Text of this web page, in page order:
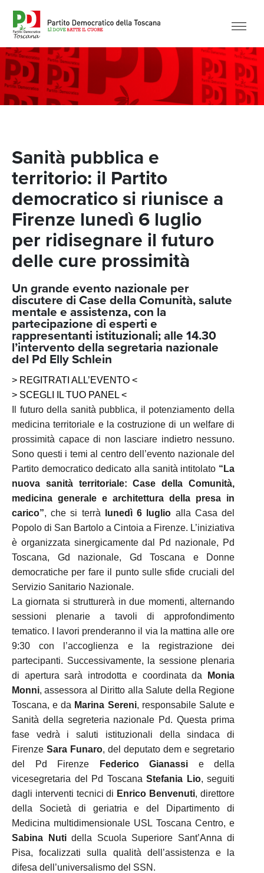
Sanità pubblica e
territorio: il Partito
democratico si riunisce a
Firenze lunedì 6 luglio
per ridisegnare il futuro
delle cure prossimità
Un grande evento nazionale per
discutere di Case della Comunità, salute
mentale e assistenza, con la
partecipazione di esperti e
rappresentanti istituzionali; alle 14.30
l’intervento della segretaria nazionale
del Pd Elly Schlein
> REGITRATI ALL’EVENTO <
> SCEGLI IL TUO PANEL <
Il futuro della sanità pubblica, il potenziamento della
medicina territoriale e la costruzione di un welfare di
prossimità capace di non lasciare indietro nessuno.
Sono questi i temi al centro dell’evento nazionale del
Partito democratico dedicato alla sanità intitolato “La
nuova sanità territoriale: Case della Comunità,
medicina generale e architettura della presa in
carico”, che si terrà lunedì 6 luglio alla Casa del
Popolo di San Bartolo a Cintoia a Firenze. L’iniziativa
è organizzata sinergicamente dal Pd nazionale, Pd
Toscana, Gd nazionale, Gd Toscana e Donne
democratiche per fare il punto sulle sfide cruciali del
Servizio Sanitario Nazionale.
La giornata si strutturerà in due momenti, alternando
sessioni plenarie a tavoli di approfondimento
tematico.
I lavori prenderanno il via la mattina alle ore
9:30 con l’accoglienza e la registrazione dei
partecipanti. Successivamente, la sessione plenaria
di apertura sarà introdotta e coordinata da
Monia
Monni, assessora al Diritto alla Salute della Regione
Toscana, e da Marina Sereni, responsabile Salute e
Sanità della segreteria nazionale Pd.Questa prima
fase vedrà i saluti istituzionali della sindaca di
Firenze Sara Funaro, del deputato dem e segretario
del Pd Firenze
Federico Gianassi e della
vicesegretaria del Pd Toscana Stefania Lio, seguiti
dagli interventi tecnici di Enrico Benvenuti, direttore
della Società di geriatria e del Dipartimento di
Medicina multidimensionale USL Toscana Centro, e
Sabina Nutidella Scuola Superiore Sant’Anna di
Pisa, focalizzati sulla qualità dell’assistenza e la
difesa dell’universalismo del SSN .